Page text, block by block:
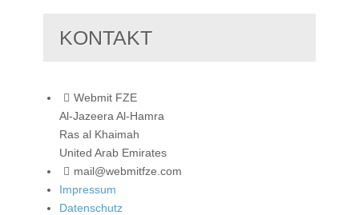
KONTAKT
Webmit FZE
Al-Jazeera Al-Hamra
Ras al Khaimah
United Arab Emirates
mail@webmitfze.com
Impressum
Datenschutz